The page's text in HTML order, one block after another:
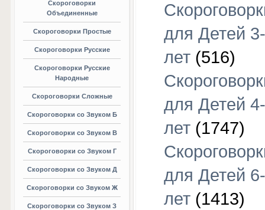
Скороговорки
Объединенные
Скороговорки Простые
Скороговорки Русские
Скороговорки Русские
Народные
Скороговорки Сложные
Скороговорки со Звуком Б
Скороговорки со Звуком В
Скороговорки со Звуком Г
Скороговорки со Звуком Д
Скороговорки со Звуком Ж
Скороговорки со Звуком З
для Детей
лет(516)
для Детей
лет(1747)
для Детей
лет(1413)